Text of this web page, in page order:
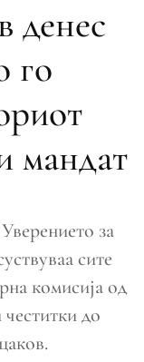
денес
го
мандат
за
сите
комисија од
до